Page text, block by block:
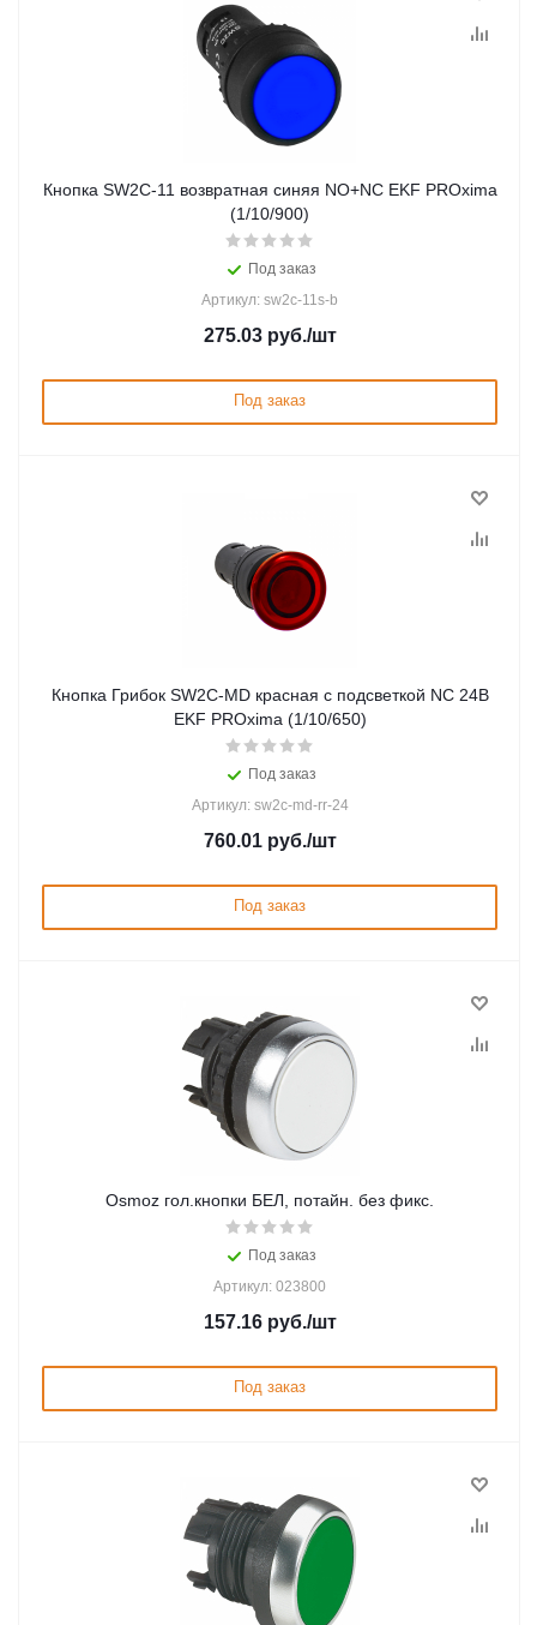
Кнопка SW2C-11 возвратная синяя NO+NC EKF PROxima
(1/10/900)
Под заказ
Артикул: sw2c-11s-b
275.03руб./шт
Под заказ
Кнопка Грибок SW2C-MD красная с подсветкой NC 24В
EKF PROxima (1/10/650)
Под заказ
Артикул: sw2c-md-rr-24
760.01руб./шт
Под заказ
Osmoz гол.кнопки БЕЛ, потайн. без фикс.
Под заказ
Артикул: 023800
157.16руб./шт
Под заказ